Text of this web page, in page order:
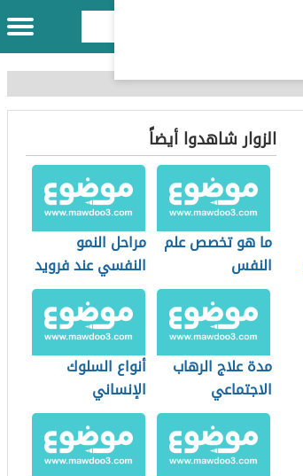
الزوار شاهدوا أيضاً
ما هو تخصص علم
النفس
مراحل النمو
النفسي عند فرويد
مدة علاج الرهاب
الاجتماعي
أنواع السلوك
الإنساني